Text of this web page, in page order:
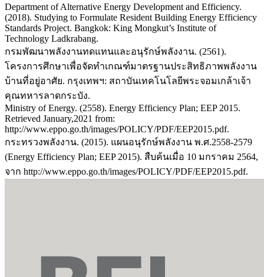
Department of Alternative Energy Development and Efficiency.
(2018). Studying to Formulate Resident Building Energy Efficiency
Standards Project. Bangkok: King Mongkut’s Institute of
Technology Ladkrabang.
กรมพัฒนาพลังงานทดแทนและอนุรักษ์พลังงาน. (2561).
โครงการศึกษาเพื่อจัดทำเกณฑ์มาตรฐานประสิทธิภาพพลังงาน
บ้านที่อยู่อาศัย. กรุงเทพฯ: สถาบันเทคโนโลยีพระจอมเกล้าเจ้า
คุณทหารลาดกระบัง.
Ministry of Energy. (2558). Energy Efficiency Plan; EEP 2015.
Retrieved January,2021 from:
http://www.eppo.go.th/images/POLICY/PDF/EEP2015.pdf.
กระทรวงพลังงาน. (2015). แผนอนุรักษ์พลังงาน พ.ศ.2558-2579
(Energy Efficiency Plan; EEP 2015). สืบค้นเมื่อ 10 มกราคม 2564,
จาก http://www.eppo.go.th/images/POLICY/PDF/EEP2015.pdf.